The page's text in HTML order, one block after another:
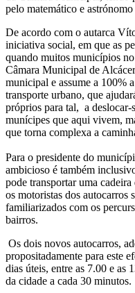
pelo matemático e
De acordo com o autarca
iniciativa social, em que as
quando muitos municípios
Câmara Municipal de
municipal e assume a 100%
transporte urbano, que
próprios para tal, a deslocar-
munícipes que aqui vivem,
que torna complexa a
Para o presidente do
ambicioso é também
pode transportar uma
os motoristas dos
familiarizados com os
bairros.
Os dois novos autocarros,
propositadamente para este
dias úteis, entre as 7.00 e as
da cidade a cada 30 minutos.